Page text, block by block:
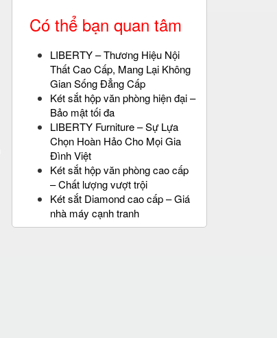
Có thể bạn quan tâm
LIBERTY – Thương Hiệu Nội
Thất Cao Cấp, Mang Lại Không
Gian Sống Đẳng Cấp
Két sắt hộp văn phòng hiện đại –
Bảo mật tối đa
LIBERTY Furniture – Sự Lựa
Chọn Hoàn Hảo Cho Mọi Gia
Đình Việt
Két sắt hộp văn phòng cao cấp
– Chất lượng vượt trội
Két sắt Diamond cao cấp – Giá
nhà máy cạnh tranh